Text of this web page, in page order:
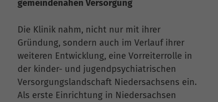
gemeindenahen Versorgung
Die Klinik nahm, nicht nur mit ihrer
Gründung, sondern auch im Verlauf ihrer
weiteren Entwicklung, eine Vorreiterrolle in
der kinder- und jugendpsychiatrischen
Versorgungslandschaft Niedersachsens ein.
Als erste Einrichtung in Niedersachsen